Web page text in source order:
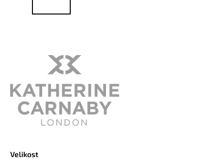
Velikost